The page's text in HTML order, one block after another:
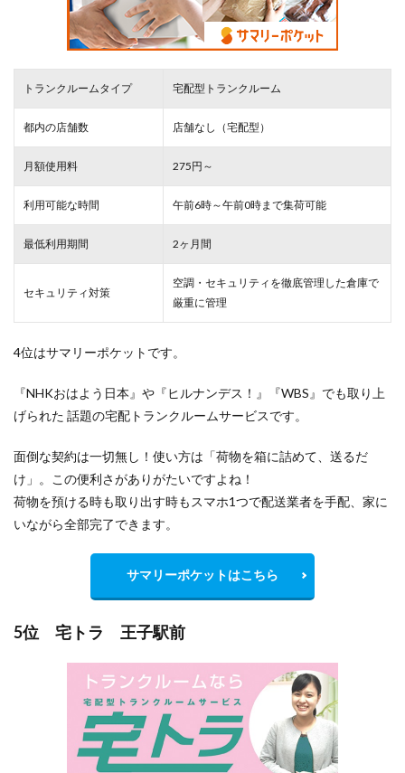
トランクルームタイプ 宅配型トランクルーム
都内の店舗数 店舗なし（宅配型）
月額使用料 275円～
利用可能な時間 午前6時～午前0時まで集荷可能
最低利用期間 2ヶ月間
セキュリティ対策
空調・セキュリティを徹底管理した倉庫で
厳重に管理
4位はサマリーポケットです。
『NHKおはよう日本』や『ヒルナンデス！』『WBS』でも取り上
げられた 話題の宅配トランクルームサービスです。
面倒な契約は一切無し！使い方は「荷物を箱に詰めて、送るだ
け」。この便利さがありがたいですよね！
荷物を預ける時も取り出す時もスマホ1つで配送業者を手配、家に
いながら全部完了できます。
サマリーポケットはこちら
5位 宅トラ 王子駅前